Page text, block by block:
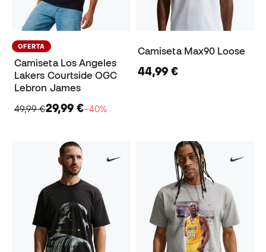
OFERTA
Camiseta Los Angeles
Lakers Courtside OGC
Lebron James
49,99 €29,99 €−40%
Camiseta Max90 Loose
44,99 €